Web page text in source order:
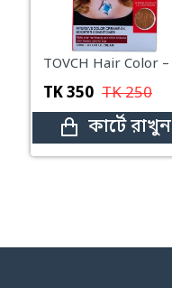
TK350 TK250
কার্টে রাখুন